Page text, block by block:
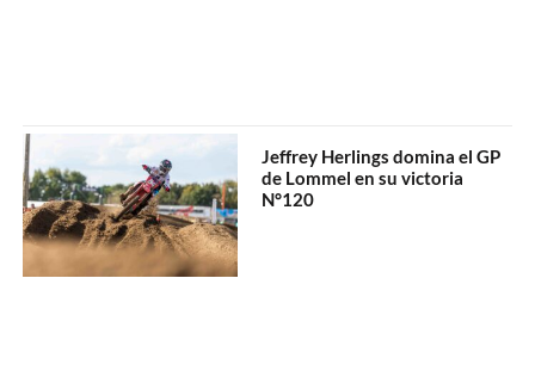
Jeffrey Herlings domina el GP
de Lommel en su victoria
N°120